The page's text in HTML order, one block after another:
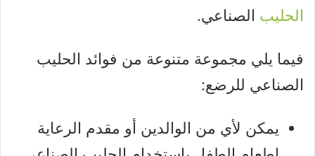
الحليب الصناعي.
فيما يلي مجموعة متنوعة من فوائد الحليب
الصناعي للرضع:
يمكن لأي من الوالدين أو مقدم الرعاية